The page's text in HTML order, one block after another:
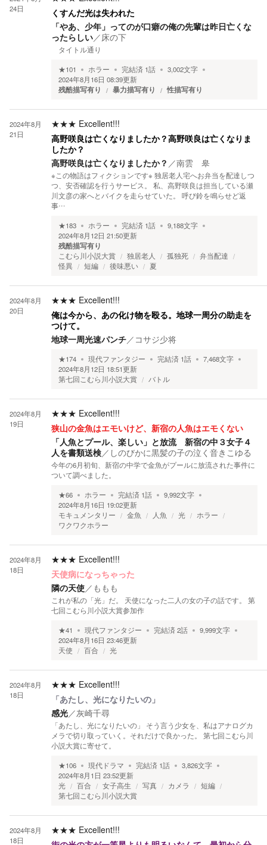
24日
くすんだ光は失われた
「やあ、少年」ってのが口癖の俺の先輩は昨日亡くな
ったらしい／床の下
タイトル通り
★101 ホラー 完結済 1話 3,002文字
2024年8月16日 08:39更新
残酷描写有り 暴力描写有り 性描写有り
2024年8月
21日
★★★ Excellent!!!
高野咲良は亡くなりましたか？高野咲良は亡くなりま
したか？
高野咲良は亡くなりましたか？ ／南雲 皋
※この物語はフィクションです※ 独居老人宅へお弁当を配達しつ
つ、安否確認を行うサービス。 私、高野咲良は担当している瀬
川文彦の家へとバイクを走らせていた。 呼び鈴を鳴らせど返
事…
★183 ホラー 完結済 1話 9,188文字
2024年8月12日 21:50更新
残酷描写有り
こむら川小説大賞 独居老人 孤独死
弁当配達
怪異
短編 後味悪い 夏
2024年8月
20日
★★★ Excellent!!!
俺は今から、あの化け物を殴る。地球一周分の助走を
つけて。
地球一周光速パンチ／ コサジ少将
★174 現代ファンタジー 完結済 1話 7,468文字
2024年8月12日 18:51更新
第七回こむら川小説大賞
バトル
2024年8月
19日
★★★ Excellent!!!
狭山の金魚はエモいけど、新宿の人魚はエモくない
「人魚とプール、楽しい」と放流 新宿の中３女子４
人を書類送検／ しのびかに黒髪の子の泣く音きこゆる
今年の6月初旬、新宿の中学で金魚がプールに放流された事件に
ついて調べました。
★66 ホラー 完結済 1話 9,992文字
2024年8月16日 19:02更新
モキュメンタリー
金魚 人魚 光
ホラー
ワクワクホラー
2024年8月
18日
★★★ Excellent!!!
天使病になっちゃった
隣の天使／ ももも
これが私の「光」だ。 天使になった二人の女の子の話です。 第
七回こむら川小説大賞参加作
★41 現代ファンタジー 完結済2話 9,999文字
2024年8月16日 23:46更新
天使
百合 光
2024年8月
18日
★★★ Excellent!!!
「あたし、光になりたいの」
感光／灰崎千尋
「あたし、光になりたいの」 そう言う少女を、私はアナログカ
メラで切り取っていく。それだけで良かった。 第七回こむら川
小説大賞に寄せて。
★106 現代ドラマ 完結済 1話 3,826文字
2024年8月1日 23:52更新
光
百合 女子高生 写真 カメラ
短編
第七回こむら川小説大賞
2024年8月
18日
★★★ Excellent!!!